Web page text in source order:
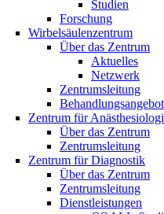
Studien
Forschung
Wirbelsäulenzentrum
Über das Zentrum
Aktuelles
Netzwerk
Zentrumsleitung
Behandlungsangebot
Zentrum für
Über das Zentrum
Zentrumsleitung
Zentrum für Diagnostik
Über das Zentrum
Zentrumsleitung
Dienstleistungen